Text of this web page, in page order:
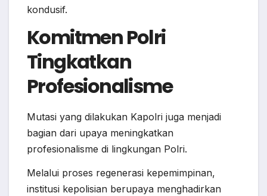
kondusif.
Komitmen Polri
Tingkatkan
Profesionalisme
Mutasi yang dilakukan Kapolri juga menjadi
bagian dari upaya meningkatkan
profesionalisme di lingkungan Polri.
Melalui proses regenerasi kepemimpinan,
institusi kepolisian berupaya menghadirkan